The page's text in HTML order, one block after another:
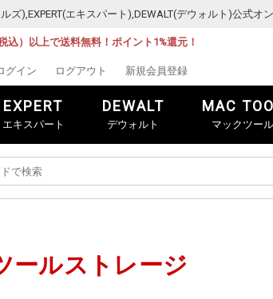
ズ),EXPERT(エキスパート),DEWALT(デウォルト)公式オ
込）以上で送料無料！ポイント1%還元！
グイン ログアウト 新規会員登録
EXPERT
エキスパート
DEWALT
デウォルト
MAC
マックツー
ールストレージ